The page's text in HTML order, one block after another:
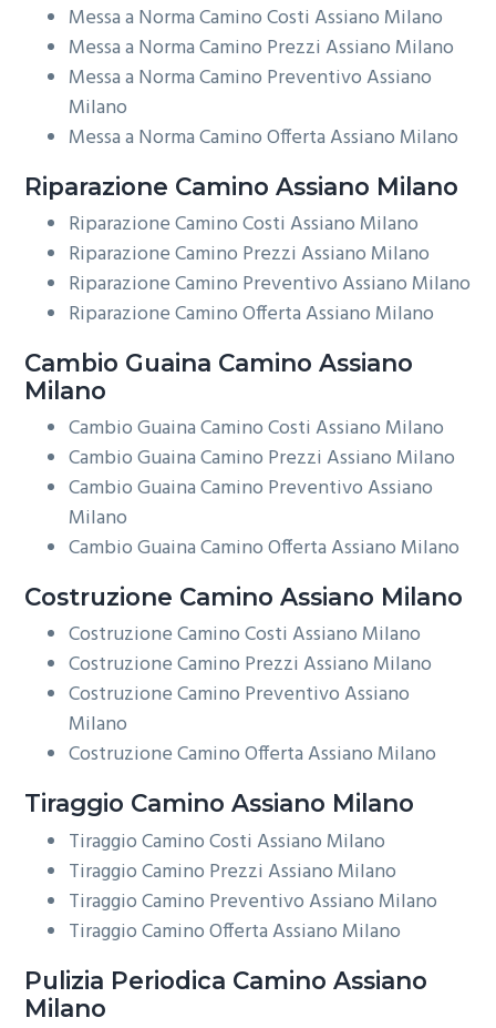
Messa a Norma Camino Costi Assiano Milano
Messa a Norma Camino Prezzi Assiano Milano
Messa a Norma Camino Preventivo Assiano
Milano
Messa a Norma Camino Offerta Assiano Milano
Riparazione Camino Assiano Milano
Riparazione Camino Costi Assiano Milano
Riparazione Camino Prezzi Assiano Milano
Riparazione Camino Preventivo Assiano Milano
Riparazione Camino Offerta Assiano Milano
Cambio Guaina Camino Assiano
Milano
Cambio Guaina Camino Costi Assiano Milano
Cambio Guaina Camino Prezzi Assiano Milano
Cambio Guaina Camino Preventivo Assiano
Milano
Cambio Guaina Camino Offerta Assiano Milano
Costruzione Camino Assiano Milano
Costruzione Camino Costi Assiano Milano
Costruzione Camino Prezzi Assiano Milano
Costruzione Camino Preventivo Assiano
Milano
Costruzione Camino Offerta Assiano Milano
Tiraggio Camino Assiano Milano
Tiraggio Camino Costi Assiano Milano
Tiraggio Camino Prezzi Assiano Milano
Tiraggio Camino Preventivo Assiano Milano
Tiraggio Camino Offerta Assiano Milano
Pulizia Periodica Camino Assiano
Milano